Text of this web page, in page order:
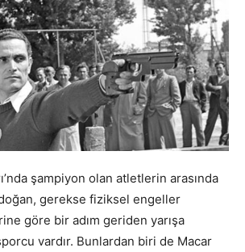
şampiyon olan atletlerin arasında
gerekse fiziksel engeller
göre bir adım geriden yarışa
vardır. Bunlardan biri de Macar